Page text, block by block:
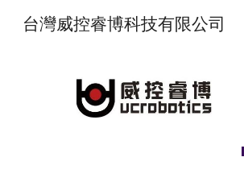
台灣威控睿博科技有限公司